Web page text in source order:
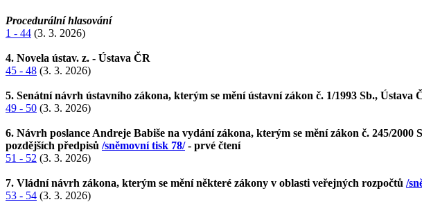
Procedurální hlasování
1 - 44 (3. 3. 2026)
4. Novela ústav. z. - Ústava ČR
45 - 48 (3. 3. 2026)
5. Senátní návrh ústavního zákona, kterým se mění ústavní zákon č. 1/1993 Sb., Ústava
49 - 50 (3. 3. 2026)
6. Návrh poslance Andreje Babiše na vydání zákona, kterým se mění zákon č. 245/
pozdějších předpisů /sněmovní tisk 78/- prvé čtení
51 - 52 (3. 3. 2026)
7. Vládní návrh zákona, kterým se mění některé zákony v oblasti veřejných rozpočtů /
53 - 54 (3. 3. 2026)